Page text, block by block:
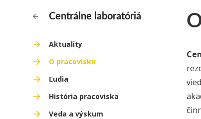
Centrálne laboratóriá
Aktuality
O pracovisku
Ľudia
História pracoviska
Veda a výskum